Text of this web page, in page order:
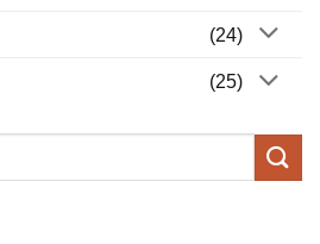
(24)
(25)